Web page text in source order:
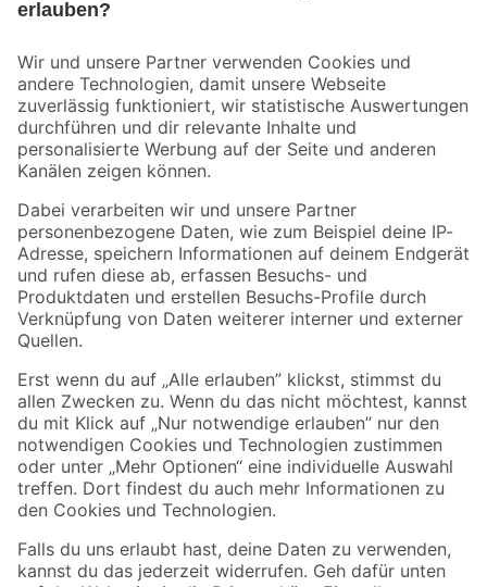
Der toom Newsletter: Keine Angebote und Aktionen mehr verpassen!
Zur Newsletter Anmeldung
Folge uns
Zahlungsarten Versandarten
Sicher einkaufen
Jetzt die toom-App herunterladen
Alle Preisangaben in EUR inkl. gesetzl. MwSt.. Die dargestellten Angebote sind unter